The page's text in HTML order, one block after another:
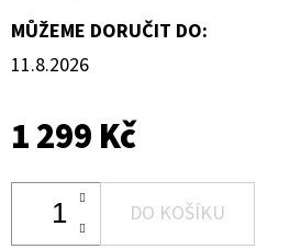
MŮŽEME DORUČIT DO:
11.8.2026
1 299 Kč
DO KOŠÍKU